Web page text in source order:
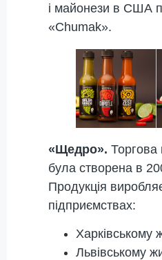
і майонези в США
«Chumak».
«Щедро».
була створена в
Продукція
підприємствах:
Харківському
Львівському